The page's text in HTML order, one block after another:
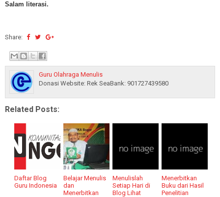
Salam literasi.
Share:
Guru Olahraga Menulis
Donasi Website: Rek SeaBank: 901727439580
Related Posts:
Daftar Blog
Guru Indonesia
Belajar Menulis
dan
Menerbitkan
Menulislah
Setiap Hari di
Blog Lihat
Menerbitkan
Buku dari Hasil
Penelitian